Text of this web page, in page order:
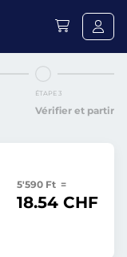
ÉTAPE 3
Vérifier et partir
5'590 Ft =
18.54 CHF